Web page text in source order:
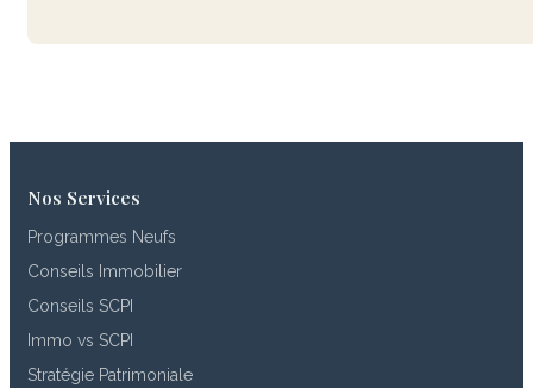
Nos Services
Programmes Neufs
Conseils Immobilier
Conseils SCPI
Immo vs SCPI
Stratégie Patrimoniale